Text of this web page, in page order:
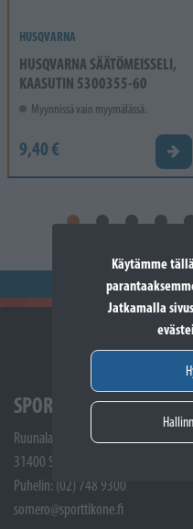
Käytämme
Jatkamalla
HUSQVARNA
HUSQVARNA SÄÄTÖMEISSELI,
KAASUTIN 5300355-60
Myynnissä vain myymälässä.
9,40 €
SPORTTIKONE SOMERO
Ruunalantie 5
31400 Somero
Puhelin: (02) 748 9300
somero@sporttikone.fi